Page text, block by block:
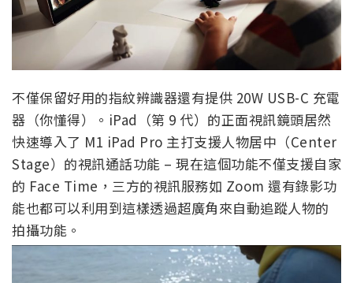
不僅保留好用的指紋辨識器還有提供 20W USB-C 充電
器（你懂得）。iPad（第 9 代）的正面視訊鏡頭居然
快速導入了 M1 iPad Pro 主打支援人物居中（Center
Stage）的視訊通話功能 – 現在這個功能不僅支援自家
的 Face Time，三方的視訊服務如 Zoom 還有錄影功
能也都可以利用到這樣透過超廣角來自動追蹤人物的
拍攝功能。